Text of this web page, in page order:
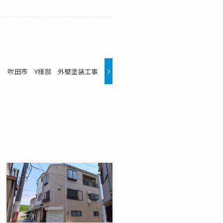
吹田市 Y様邸 外壁塗装工事